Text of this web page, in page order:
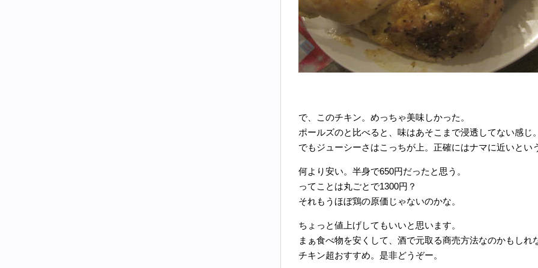
で、このチキン。めっちゃ美味しかった。
ポールズのと比べると、味はあそこまで浸透してない感じ
でもジューシーさはこっちが上。正確にはナマに近いとい
何より安い。半身で650円だったと思う。
ってことは丸ごとで1300円？
それもうほぼ鶏の原価じゃないのかな。
ちょっと値上げしてもいいと思います。
まぁ食べ物を安くして、酒で元取る商売方法なのかもしれ
チキン超おすすめ。是非どうぞー。